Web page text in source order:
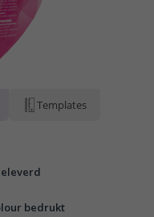
bedrukt
Templates